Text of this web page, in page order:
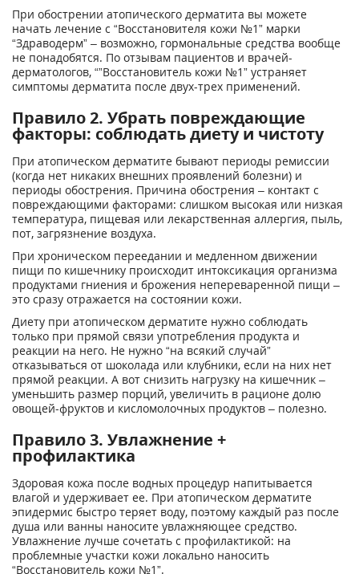
При обострении атопического дерматита вы можете
начать лечение с “Восстановителя кожи №1” марки
“Здраводерм” – возможно, гормональные средства вообще
не понадобятся. По отзывам пациентов и врачей-
дерматологов, “”Восстановитель кожи №1” устраняет
симптомы дерматита после двух-трех применений.
Правило 2. Убрать повреждающие
факторы: соблюдать диету и чистоту
При атопическом дерматите бывают периоды ремиссии
(когда нет никаких внешних проявлений болезни) и
периоды обострения. Причина обострения – контакт с
повреждающими факторами: слишком высокая или низкая
температура, пищевая или лекарственная аллергия, пыль,
пот, загрязнение воздуха.
При хроническом переедании и медленном движении
пищи по кишечнику происходит интоксикация организма
продуктами гниения и брожения непереваренной пищи –
это сразу отражается на состоянии кожи.
Диету при атопическом дерматите нужно соблюдать
только при прямой связи употребления продукта и
реакции на него. Не нужно “на всякий случай”
отказываться от шоколада или клубники, если на них нет
прямой реакции. А вот снизить нагрузку на кишечник –
уменьшить размер порций, увеличить в рационе долю
овощей-фруктов и кисломолочных продуктов – полезно.
Правило 3. Увлажнение +
профилактика
Здоровая кожа после водных процедур напитывается
влагой и удерживает ее. При атопическом дерматите
эпидермис быстро теряет воду, поэтому каждый раз после
душа или ванны наносите увлажняющее средство.
Увлажнение лучше сочетать с профилактикой: на
проблемные участки кожи локально наносить
“Восстановитель кожи №1”.